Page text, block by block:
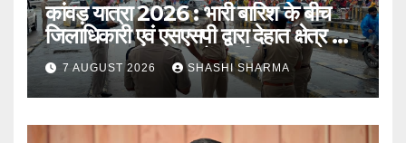
कांवड़ यात्रा 2026 : भारी बारिश के बीच
जिलाधिकारी एवं एसएसपी द्वारा देहात क्षेत्र का
भ्रमण, सुरक्षा व्यवस्थाओं का लिया जायजा
7 AUGUST 2026 SHASHI SHARMA